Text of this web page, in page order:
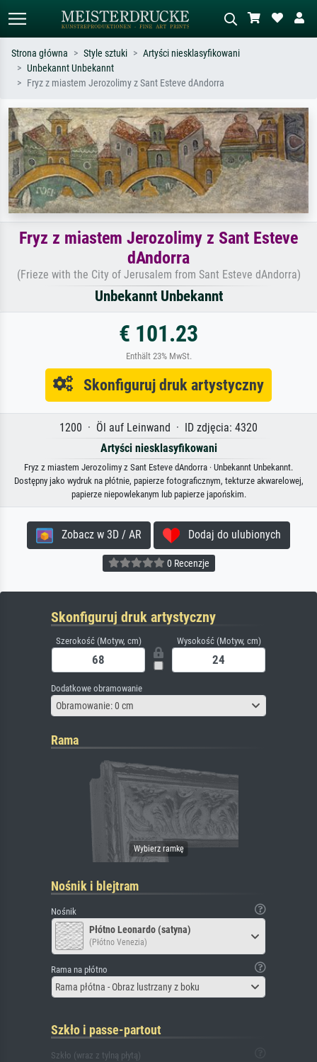
Wyszukiwanie standardowe Wyszukiwanie obrazów AI
Monet, Gwiaździsta noc,
impresjonizm, fala Hokusaia, akt.
abstrakcja z czerwienią, ciemny olej,
stojący akt obok drzewa.
Strona główna Style sztuki
Artyści niesklasyfikowani
Unbekannt Unbekannt
Fryz z miastem Jerozolimy z Sant Esteve dAndorra
Fryz z miastem Jerozolimy z Sant Esteve
dAndorra
(Frieze with the City of Jerusalem from Sant Esteve dAndorra)
Unbekannt Unbekannt
€ 101.23
Enthält 23% MwSt.
Skonfiguruj druk artystyczny
1200 · Öl auf Leinwand · ID zdjęcia: 4320
Artyści niesklasyfikowani
Fryz z miastem Jerozolimy z Sant Esteve dAndorra · Unbekannt Unbekannt.
Dostępny jako wydruk na płótnie, papierze fotograficznym, tekturze akwarelowej,
papierze niepowlekanym lub papierze japońskim.
Zobacz w 3D / AR Dodaj do ulubionych
0 Recenzje
Skonfiguruj druk artystyczny
Szerokość (Motyw, cm) Wysokość (Motyw, cm)
Dodatkowe obramowanie
Obramowanie: 0 cm
Rama
Nośnik i blejtram
Nośnik
Płótno Leonardo (satyna)
(Płótno Venezia)
Rama na płótno
Rama płótna - Obraz lustrzany z boku
Szkło i passe-partout
Szkło (wraz z tylną płytą)